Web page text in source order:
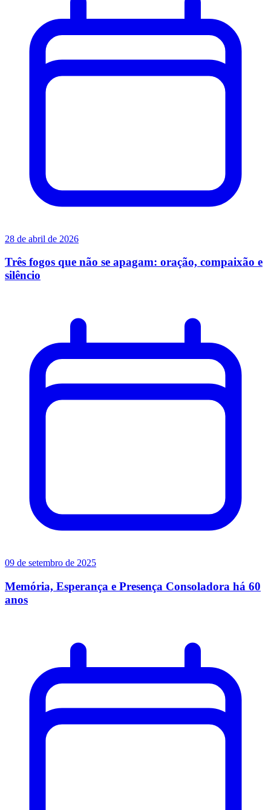
28 de abril de 2026
Três fogos que não se apagam: oração, compaixão e
silêncio
09 de setembro de 2025
Memória, Esperança e Presença Consoladora há 60
anos